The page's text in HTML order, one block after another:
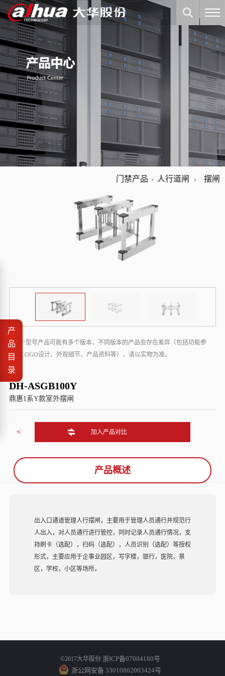
门禁产品 人行道闸 摆闸
<
* 同一型号产品可能有多个版本，不同版本的产品会存在差异（包括功能参
数、LOGO设计、外观细节、产品资料等），请以实物为准。
DH-ASGB100Y
鼎惠1系Y款室外摆闸
加入产品对比
产品概述
出入口通道管理人行摆闸，主要用于管理人员通行并规范行
人出入，对人员通行进行管控，同时记录人员通行情况，支
持刷卡（选配），扫码（选配），人员识别（选配）等授权
形式，主要应用于企事业园区，写字楼，银行，医院，景
区，学校，小区等场所。
产
品
目
录
©2017大华股份 浙ICP备07004180号
浙公网安备 33010802003424号